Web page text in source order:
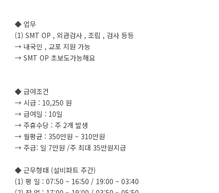
◆ 업무
(1) SMT OP , 외관검사 , 조립 , 검사 등등
→ 내국인 , 교포 지원 가능
→ SMT OP 초보도가능해요
◆ 급여조건
→ 시급 : 10,250 원
→ 급여일 : 10일
→ 주휴수당 : 주 2개 발생
→ 월평균 : 350만원 ~ 310만원
→ 주급: 일 7만원 /주 최대 35만원지급
◆ 근무형태 (설비파트 주간)
(1) 평 일 : 07:50 ~ 16:50 / 19:00 ~ 03:40